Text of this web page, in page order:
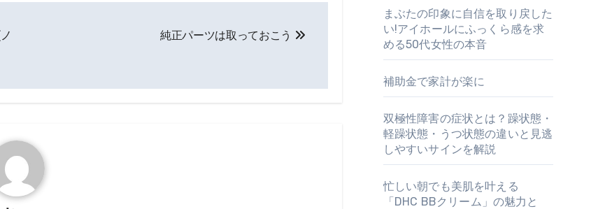
純正パーツは取っておこう
まぶたの印象に自信を取り戻した
い!アイホールにふっくら感を求
める50代女性の本音
補助金で家計が楽に
双極性障害の症状とは？躁状態・
軽躁状態・うつ状態の違いと見逃
しやすいサインを解説
忙しい朝でも美肌を叶える
「DHC BBクリーム」の魅力と